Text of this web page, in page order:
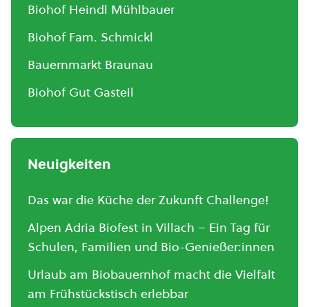
Biohof Heindl Mühlbauer
Biohof Fam. Schmickl
Bauernmarkt Braunau
Biohof Gut Gasteil
Neuigkeiten
Das war die Küche der Zukunft Challenge!
Alpen Adria Biofest in Villach – Ein Tag für
Schulen, Familien und Bio-Genießer:innen
Urlaub am Biobauernhof macht die Vielfalt
am Frühstückstisch erlebbar